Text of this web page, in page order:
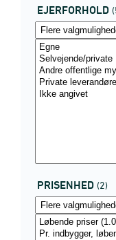
EJERFORHOLD
PRISENHED (2)